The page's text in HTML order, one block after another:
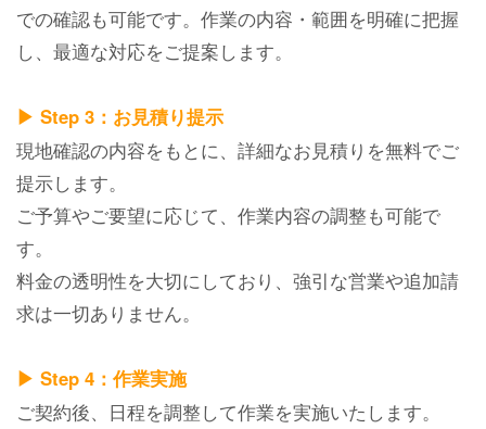
での確認も可能です。作業の内容・範囲を明確に把握
し、最適な対応をご提案します。
▶ Step 3：お見積り提示
現地確認の内容をもとに、詳細なお見積りを無料でご
提示します。
ご予算やご要望に応じて、作業内容の調整も可能で
す。
料金の透明性を大切にしており、強引な営業や追加請
求は一切ありません。
▶ Step 4：作業実施
ご契約後、日程を調整して作業を実施いたします。